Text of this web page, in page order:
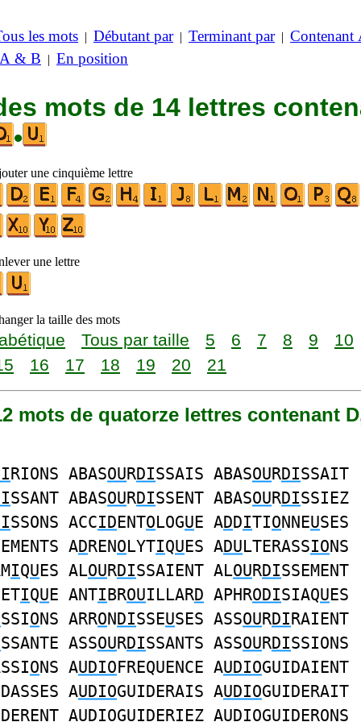
les mots | Débutant par| Terminant par| Contenant
& B | En position
mots de 14 lettres
•
une cinquième lettre
une lettre
la taille des mots
Tous par taille 5 6 7 8 9 10
16 17 18 19 20 21
mots de quatorze lettres contenant
RIONS ABASOURDISSAIS ABASOURDISSAIT
SSANT ABASOURDISSENT ABASOURDISSIEZ
SSONS ACCIDENTOLOGUE ADDITIONNEUSES
ADRENOLYTIQUES ADULTERASSIONS
IQUES ALOURDISSAIENT ALOURDISSEMENT
IQUE ANTIBROUILLARD APHRODISIAQUES
SSIONS ARRONDISSEUSES ASSOURDIRAIENT
SSANTE ASSOURDISSANTS ASSOURDISSIONS
ONS AUDIOFREQUENCE AUDIOGUIDAIENT
AUDIOGUIDERAIS AUDIOGUIDERAIT
AUDIOGUIDERIEZ AUDIOGUIDERONS